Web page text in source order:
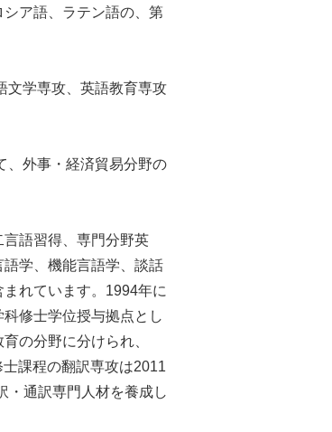
ア語、ラテン語の、第
文学専攻、英語教育専攻
、外事・経済貿易分野の
語習得、専門分野英
学、機能言語学、談話
れています。1994年に
修士学位授与拠点とし
の分野に分けられ、
課程の翻訳専攻は2011
・通訳専門人材を養成し